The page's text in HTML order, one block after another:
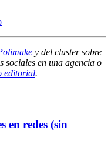
y del cluster sobre
sociales en una agencia o
editorial.
en redes (sin